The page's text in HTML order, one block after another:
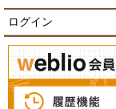
ログイン